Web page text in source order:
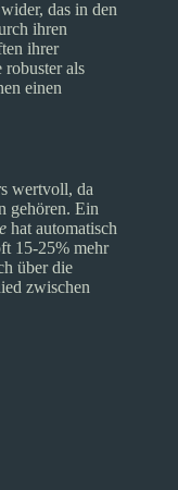
das in den
ihren
ihrer
als
einen
wertvoll, da
gehören. Ein
hat automatisch
15-25% mehr
über die
zwischen